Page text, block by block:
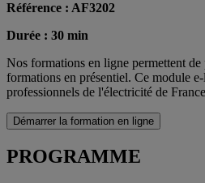
Référence : AF3202
Durée : 30 min
Nos formations en ligne permettent
formations en présentiel. Ce module
professionnels de l'électricité de
Démarrer la formation en ligne
PROGRAMME